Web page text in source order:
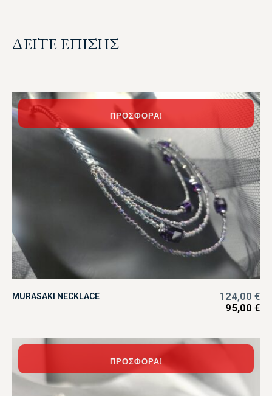
ΔΕΙΤΕ ΕΠΙΣΗΣ
ΠΡΟΣΦΟΡΆ!
MURASAKI NECKLACE 124,00€
95,00 €
ΠΡΟΣΦΟΡΆ!